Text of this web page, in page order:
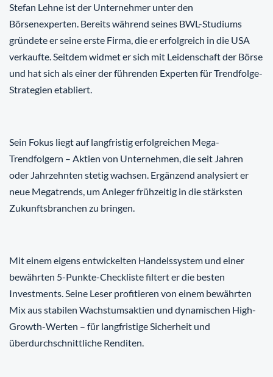
Stefan Lehne ist der Unternehmer unter den
Börsenexperten. Bereits während seines BWL-Studiums
gründete er seine erste Firma, die er erfolgreich in die USA
verkaufte. Seitdem widmet er sich mit Leidenschaft der Börse
und hat sich als einer der führenden Experten für Trendfolge-
Strategien etabliert.
Sein Fokus liegt auf langfristig erfolgreichen Mega-
Trendfolgern – Aktien von Unternehmen, die seit Jahren
oder Jahrzehnten stetig wachsen. Ergänzend analysiert er
neue Megatrends, um Anleger frühzeitig in die stärksten
Zukunftsbranchen zu bringen.
Mit einem eigens entwickelten Handelssystem und einer
bewährten 5-Punkte-Checkliste filtert er die besten
Investments. Seine Leser profitieren von einem bewährten
Mix aus stabilen Wachstumsaktien und dynamischen High-
Growth-Werten – für langfristige Sicherheit und
überdurchschnittliche Renditen.